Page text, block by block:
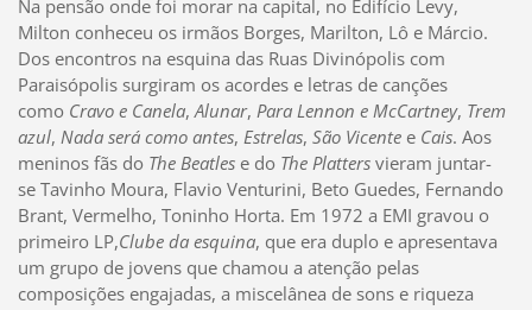
Na pensão onde foi morar na capital, no Edifício Levy,
Milton conheceu os irmãos Borges, Marilton, Lô e Márcio.
Dos encontros na esquina das Ruas Divinópolis com
Paraisópolis surgiram os acordes e letras de canções
como Cravo e Canela,Alunar, Para Lennon e McCartney, Trem
azul, Nada será como antes, Estrelas, São Vicentee Cais. Aos
meninos fãs do The Beatlese do The Plattersvieram juntar-
se Tavinho Moura, Flavio Venturini, Beto Guedes, Fernando
Brant, Vermelho, Toninho Horta. Em 1972 a EMI gravou o
primeiro LP,Clube da esquina, que era duplo e apresentava
um grupo de jovens que chamou a atenção pelas
composições engajadas, a miscelânea de sons e riqueza